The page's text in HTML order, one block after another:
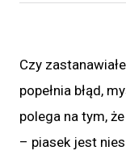
Czy
popełnia błąd,
polega na tym,
– piasek jest